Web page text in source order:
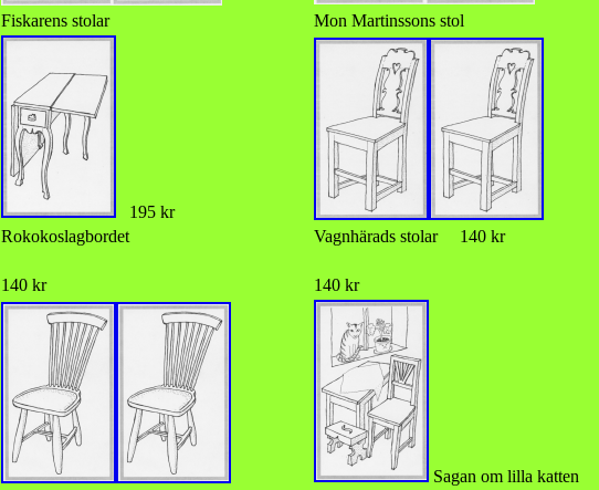
Fiskarens stolar Mon Martinssons stol
195 kr
Rokokoslagbordet Vagnhärads stolar 140 kr
140 kr 140 kr
Sagan om lilla katten